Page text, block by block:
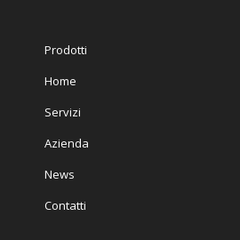
Prodotti
Home
Servizi
Azienda
News
Contatti